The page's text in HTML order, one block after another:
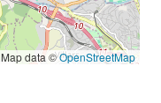
Map data ©OpenStreetMap